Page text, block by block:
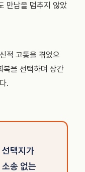
만남을 멈추지 않았
적 고통을 겪었으
복을 선택하며 상간
.
택지가
송 없는